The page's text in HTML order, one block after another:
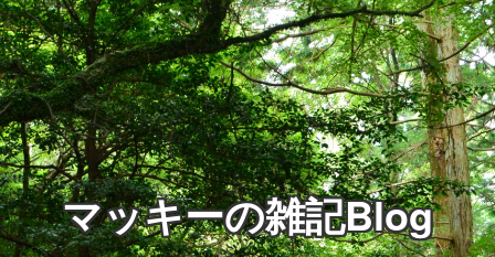
マッキーの雑記Blog